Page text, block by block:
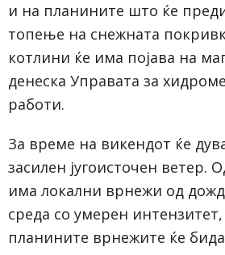
и на планините што ќе
топење на снежната
котлини ќе има појава на
денеска Управата за
работи.
За време на викендот ќе
засилен југоисточен ветер.
има локални врнежи од дожд
среда со умерен интензитет,
планините врнежите ќе